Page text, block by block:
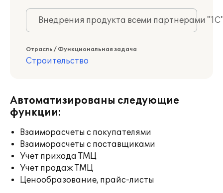
Внедрения продукта всеми партнерами
Отрасль / Функциональная задача
Строительство
Автоматизированы следующие
функции:
Взаиморасчеты с покупателями
Взаиморасчеты с поставщиками
Учет прихода ТМЦ
Учет продаж ТМЦ
Ценообразование, прайс-листы